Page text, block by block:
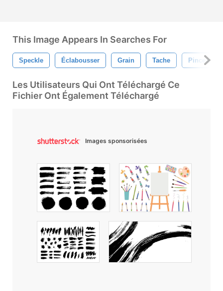
This Image Appears In Searches For
Speckle Éclabousser Grain Tache Pinceau
Les Utilisateurs Qui Ont Téléchargé Ce
Fichier Ont Également Téléchargé
Images sponsorisées